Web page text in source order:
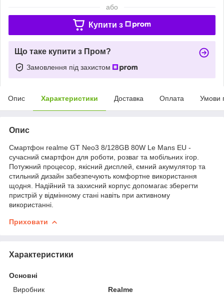
або
Купити з
Що таке купити з Пром?
Замовлення під захистом
Опис Характеристики Доставка Оплата Умови
Опис
Смартфон realme GT Neo3 8/128GB 80W Le Mans EU -
сучасний смартфон для роботи, розваг та мобільних ігор.
Потужний процесор, якісний дисплей, ємний акумулятор та
стильний дизайн забезпечують комфортне використання
щодня. Надійний та захисний корпус допомагає зберегти
пристрій у відмінному стані навіть при активному
використанні.
Приховати
Характеристики
Основні
Виробник
Realme